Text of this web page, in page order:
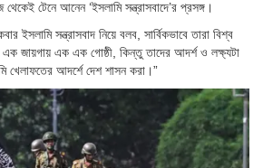
টেনে আনেন ‘ইসলামি সন্ত্রাসবাদে’র প্রসঙ্গ।
ইসলামি সন্ত্রাসবাদ নিয়ে বলব, সার্বিকভাবে তারা বিশ্ব
এক জায়গায় এক এক গোষ্ঠী, কিন্তু তাদের আদর্শ ও লক্ষ্যটা
আদর্শে দেশ শাসন করা।”